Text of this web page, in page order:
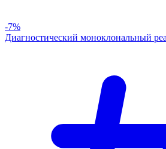
-7%
Диагностический моноклональный